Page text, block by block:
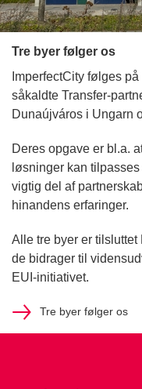
Tre byer følger os
ImperfectCity følges
såkaldte Transfer-
Dunaújváros i Ungarn
Deres opgave er bl.a.
løsninger kan
vigtig del af
hinandens erfaringer.
Alle tre byer er
de bidrager til
EUI-initiativet.
Tre byer følger os